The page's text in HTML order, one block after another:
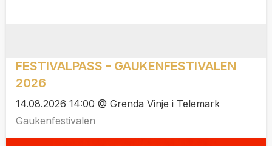
FESTIVALPASS - GAUKENFESTIVALEN
2026
14.08.2026 14:00 @ Grenda Vinje i Telemark
Gaukenfestivalen